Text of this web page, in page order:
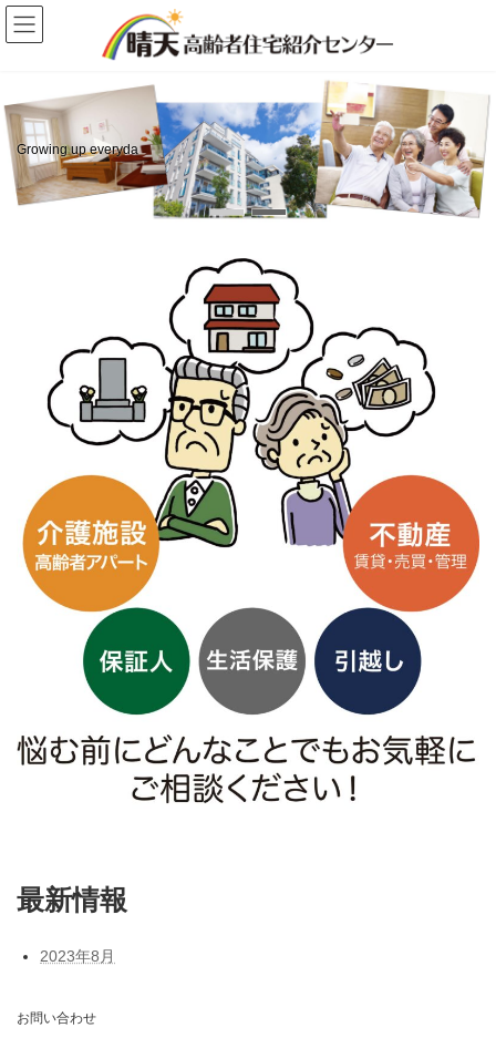
コ
ン
テ
へ
ス
キ
ッ
ナ
ビ
ゲ
ョ
ン
に
移
Growing up everyda
最新情報
2023年8月
お問い合わせ